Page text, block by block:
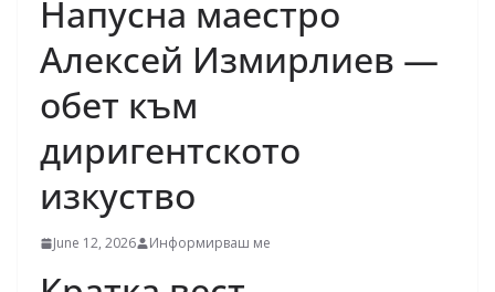
Напусна маестро
Алексей Измирлиев —
обет към
диригентското
изкуство
June 12, 2026 Информирваш ме